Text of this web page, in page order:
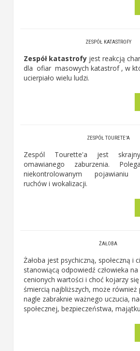
ZESPÓŁ KATASTROFY
Zespół katastrofy jest reakcją
dla ofiar masowych katastrof , w
ucierpiało wielu ludzi.
ZESPÓŁ TOURETE'A
Zespól Tourette'a jest
omawianego zaburzenia.
niekontrolowanym pojawianiu
ruchów i wokalizacji.
ŻAŁOBA
Żałoba jest psychiczną, społeczną i
stanowiącą odpowiedź człowieka
cenionych wartości i choć kojarzy się
śmiercią najbliższych, może również
nagle zabraknie ważnego uczucia,
społecznej, bezpieczeństwa,